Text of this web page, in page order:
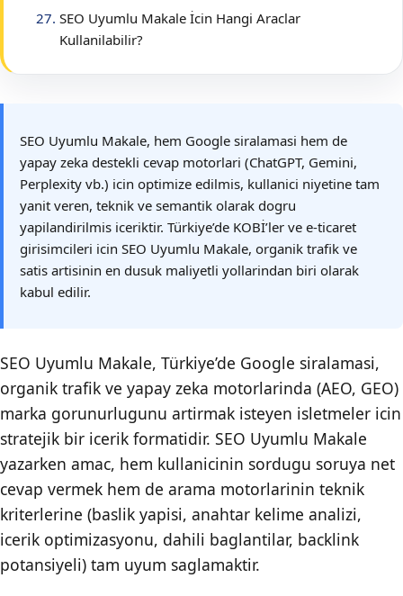
SEO Uyumlu Makale İcin Hangi Araclar
Kullanilabilir?
SEO Uyumlu Makale, hem Google siralamasi hem de
yapay zeka destekli cevap motorlari (ChatGPT, Gemini,
Perplexity vb.) icin optimize edilmis, kullanici niyetine tam
yanit veren, teknik ve semantik olarak dogru
yapilandirilmis iceriktir. Türkiye’de KOBİ’ler ve e-ticaret
girisimcileri icin SEO Uyumlu Makale, organik trafik ve
satis artisinin en dusuk maliyetli yollarindan biri olarak
kabul edilir.
SEO Uyumlu Makale, Türkiye’de Google siralamasi,
organik trafik ve yapay zeka motorlarinda (AEO, GEO)
marka gorunurlugunu artirmak isteyen isletmeler icin
stratejik bir icerik formatidir. SEO Uyumlu Makale
yazarken amac, hem kullanicinin sordugu soruya net
cevap vermek hem de arama motorlarinin teknik
kriterlerine (baslik yapisi, anahtar kelime analizi,
icerik optimizasyonu, dahili baglantilar, backlink
potansiyeli) tam uyum saglamaktir.